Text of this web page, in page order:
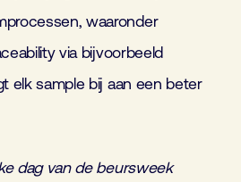
waaronder
via bijvoorbeeld
elk sample bij aan een beter
dag van de beursweek